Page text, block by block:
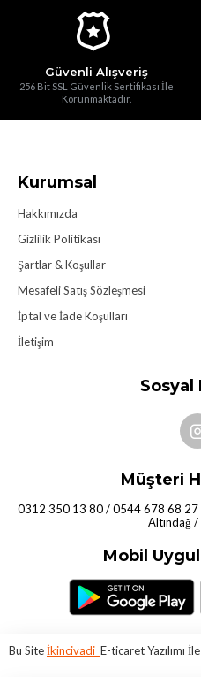
Güvenli Alışveriş
256 Bit SSL Güvenlik Sertifikası İle
Korunmaktadır.
Kurumsal
Hakkımızda
Gizlilik Politikası
Şartlar & Koşullar
Mesafeli Satış Sözleşmesi
İptal ve İade Koşulları
İletişim
Sosyal
Müşteri
0312 350 13 80 / 0544 678 68 27
Altındağ
Mobil
Bu Siteİkincivadi E-ticaret Yazılımı